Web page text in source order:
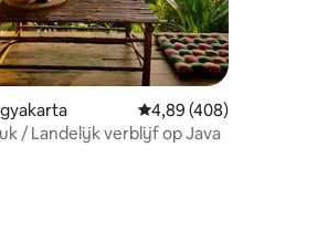
van 4,67 op 5, 3 recensies
Gemiddelde
4,89 (408)
/ Landelijk verblijf op Java